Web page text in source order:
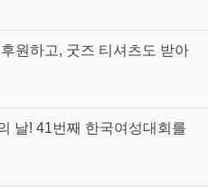
원하고, 굿즈 티셔츠도 받아
날! 41번째 한국여성대회를